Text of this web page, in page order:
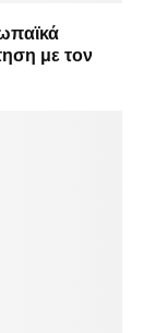
με τον